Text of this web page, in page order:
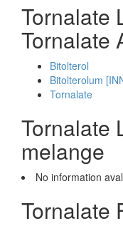
Tornalate
Tornalate
Bitolterol
Bitolterolum
Tornalate
Tornalate
melange
No information
Tornalate